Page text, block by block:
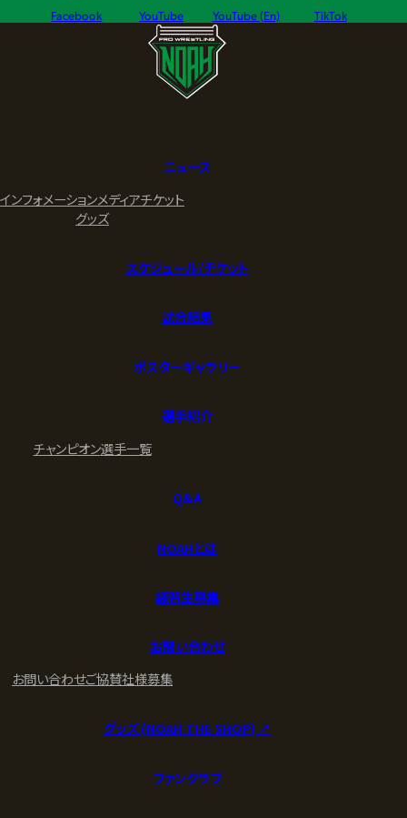
Facebook YouTube YouTube (En) TikTok
ニュース
インフォメーションメディアチケット
グッズ
スケジュール/チケット
試合結果
ポスターギャラリー
選手紹介
チャンピオン選手一覧
Q&A
NOAHとは
練習生募集
お問い合わせ
お問い合わせご協賛社様募集
グッズ (NOAH THE SHOP) ↗︎
ファンクラブ